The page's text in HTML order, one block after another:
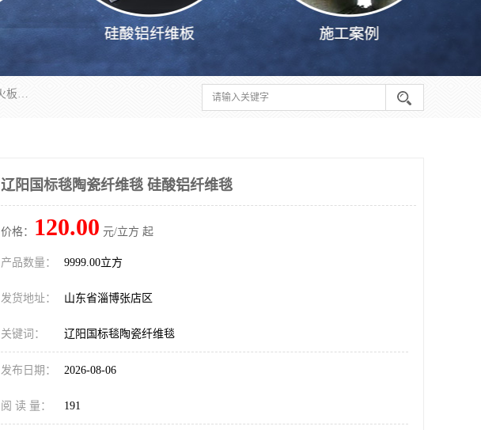
1260卷毡针刺毯，1360标准高纯高铝毯，1430度低锆锆铝含锆毯，普通挡渣棉卷毡，防火纸、挡火板、隔热垫片模块、棉块、折叠块、散棉高温固化剂价格规格密度多少钱图片视频立方平米参数指标
辽阳国标毯陶瓷纤维毯 硅酸铝纤维毯
价格： 120.00 元/立方 起
产品数量： 9999.00立方
发货地址： 山东省淄博张店区
关键词： 辽阳国标毯陶瓷纤维毯
发布日期： 2026-08-06
阅 读 量： 191